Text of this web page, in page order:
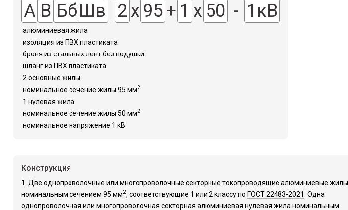
А В БбШв 2 х 95+ 1 х 50 - 1кВ
алюминиевая жила
изоляция из ПВХ пластиката
броня из стальных лент без подушки
шланг из ПВХ пластиката
2 основные жилы
номинальное сечение жилы 95 мм2
1 нулевая жила
номинальное сечение жилы 50 мм2
номинальное напряжение 1 кВ
Конструкция
1. Две однопроволочные или многопроволочные секторные токопроводящие алюминиевые жилы
номинальным сечением 95 мм2, соответствующие 1 или 2 классу по ГОСТ 22483-2021 . Одна
однопроволочная или многопроволочная секторная алюминиевая нулевая жила номинальным